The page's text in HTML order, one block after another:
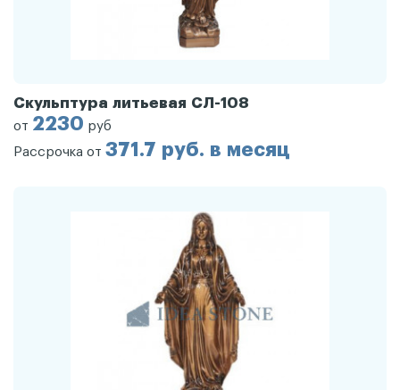
Скульптура литьевая СЛ-108
от 2230 руб
Рассрочка от 371.7 руб. в месяц